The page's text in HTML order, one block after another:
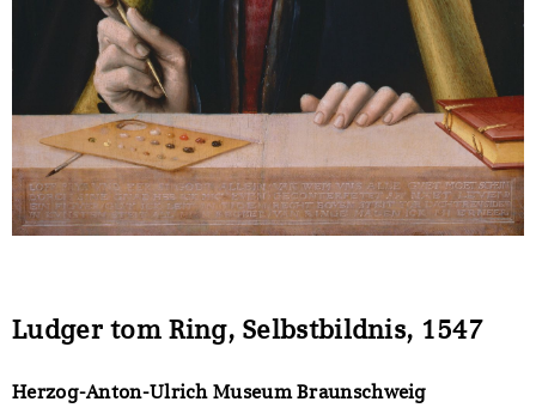
Ludger tom Ring, Selbstbildnis, 1547
Herzog-Anton-Ulrich Museum Braunschweig